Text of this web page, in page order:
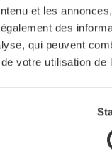
et les
des
qui peuvent
votre utilisation de
Durée de